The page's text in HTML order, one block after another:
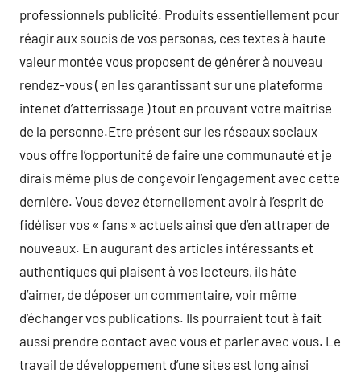
professionnels publicité. Produits essentiellement pour
réagir aux soucis de vos personas, ces textes à haute
valeur montée vous proposent de générer à nouveau
rendez-vous ( en les garantissant sur une plateforme
intenet d’atterrissage ) tout en prouvant votre maîtrise
de la personne.Etre présent sur les réseaux sociaux
vous offre l’opportunité de faire une communauté et je
dirais même plus de conçevoir l’engagement avec cette
dernière. Vous devez éternellement avoir à l’esprit de
fidéliser vos « fans » actuels ainsi que d’en attraper de
nouveaux. En augurant des articles intéressants et
authentiques qui plaisent à vos lecteurs, ils hâte
d’aimer, de déposer un commentaire, voir même
d’échanger vos publications. Ils pourraient tout à fait
aussi prendre contact avec vous et parler avec vous. Le
travail de développement d’une sites est long ainsi